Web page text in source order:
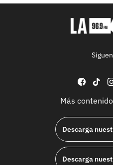
Más
Descarga
Descarga